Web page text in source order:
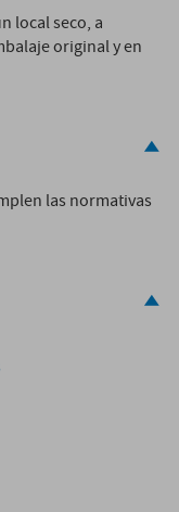
local seco, a
original y en
las normativas